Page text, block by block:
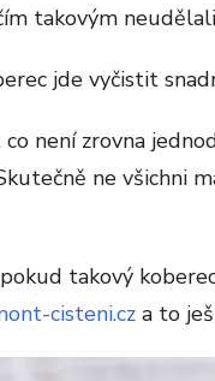
takovým
jde vyčistit
co není zrovna
ne všichni
takový
cisteni.cz a to